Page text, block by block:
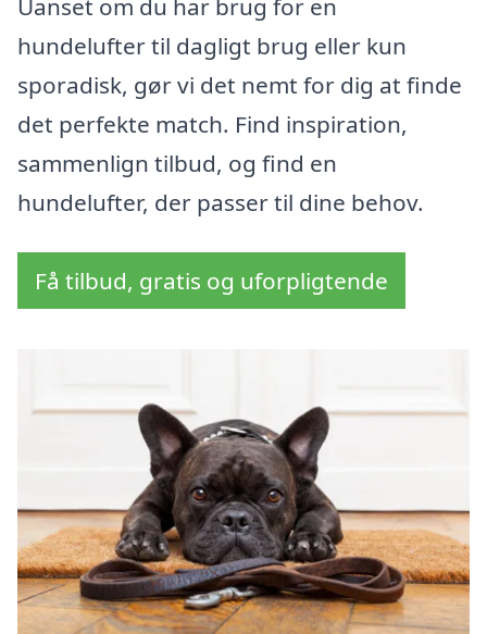
Uanset om du har brug for en
hundelufter til dagligt brug eller kun
sporadisk, gør vi det nemt for dig at finde
det perfekte match. Find inspiration,
sammenlign tilbud, og find en
hundelufter, der passer til dine behov.
Få tilbud, gratis og uforpligtende